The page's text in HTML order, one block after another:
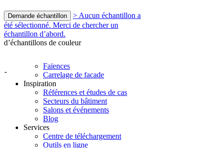
Demande échantillon
> Aucun échantillon a
été sélectionné. Merci de chercher un
échantillon d’abord.
d’échantillons de couleur
-
Faïences
Carrelage de facade
Inspiration
Références et études de cas
Secteurs du bâtiment
Salons et événements
Blog
Services
Centre de téléchargement
Outils en ligne